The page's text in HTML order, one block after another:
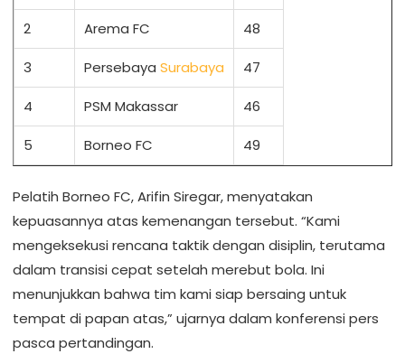
2 Arema FC 48
3 Persebaya Surabaya 47
4 PSM Makassar 46
5 Borneo FC 49
Pelatih Borneo FC, Arifin Siregar, menyatakan
kepuasannya atas kemenangan tersebut. “Kami
mengeksekusi rencana taktik dengan disiplin, terutama
dalam transisi cepat setelah merebut bola. Ini
menunjukkan bahwa tim kami siap bersaing untuk
tempat di papan atas,” ujarnya dalam konferensi pers
pasca pertandingan.